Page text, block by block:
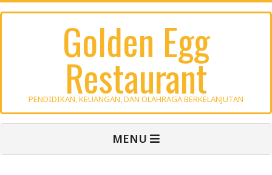
Skip
Golden Egg
Restaurant
PENDIDIKAN, KEUANGAN, DAN OLAHRAGA BERKELANJUTAN
MENU